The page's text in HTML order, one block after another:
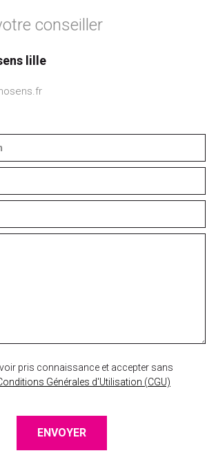
conseiller
lille
pris connaissance et accepter sans
Générales d'Utilisation (CGU)
ENVOYER